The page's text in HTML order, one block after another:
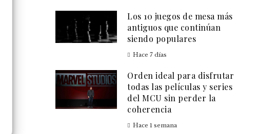
Los 10 juegos de mesa más
antiguos que continúan
siendo populares
Hace 7 días
Orden ideal para disfrutar
todas las películas y series
del MCU sin perder la
coherencia
Hace 1 semana